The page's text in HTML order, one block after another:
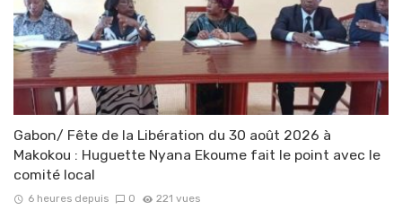
Gabon/ Fête de la Libération du 30 août 2026 à
Makokou : Huguette Nyana Ekoume fait le point avec le
comité local
6 heures depuis 0 221 vues